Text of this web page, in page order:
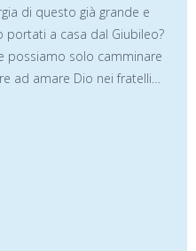
di questo già grande e
portati a casa dal Giubileo?
possiamo solo camminare
ad amare Dio nei fratelli…